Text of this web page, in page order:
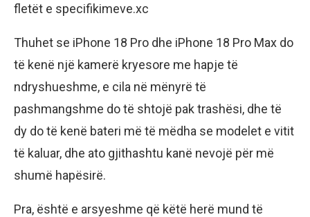
fletët e specifikimeve.xc
Thuhet se iPhone 18 Pro dhe iPhone 18 Pro Max do
të kenë një kamerë kryesore me hapje të
ndryshueshme, e cila në mënyrë të
pashmangshme do të shtojë pak trashësi, dhe të
dy do të kenë bateri më të mëdha se modelet e vitit
të kaluar, dhe ato gjithashtu kanë nevojë për më
shumë hapësirë.
Pra, është e arsyeshme që këtë herë mund të